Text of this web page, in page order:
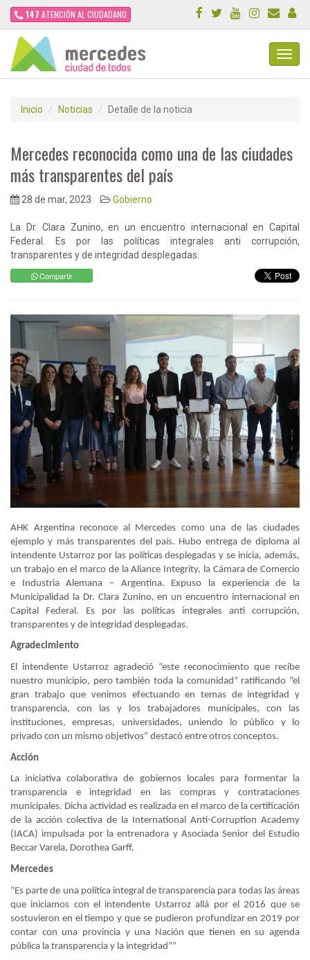
147 ATENCIÓN AL CIUDADANO
Inicio Noticias Detalle de la noticia
Mercedes reconocida como una de las ciudades
más transparentes del país
28 de mar, 2023 Gobierno
La Dr. Clara Zunino, en un encuentro internacional en Capital
Federal. Es por las políticas integrales anti corrupción,
transparentes y de integridad desplegadas.
Compartir
AHK Argentina reconoce al Mercedes como una de las ciudades
ejemplo y más transparentes del país. Hubo entrega de diploma al
intendente Ustarroz por las políticas desplegadas y se inicia, además,
un trabajo en el marco de la Aliance Integrity, la Cámara de Comercio
e Industria Alemana – Argentina. Expuso la experiencia de la
Municipalidad la Dr. Clara Zunino, en un encuentro internacional en
Capital Federal. Es por las políticas integrales anti corrupción,
transparentes y de integridad desplegadas.
Agradecimiento
El intendente Ustarroz agradeció “este reconocimiento que recibe
nuestro municipio, pero también toda la comunidad” ratificando “el
gran trabajo que venimos efectuando en temas de integridad y
transparencia, con las y los trabajadores municipales, con las
instituciones, empresas, universidades, uniendo lo público y lo
privado con un mismo objetivos” destacó entre otros conceptos.
Acción
La iniciativa colaborativa de gobiernos locales para formentar la
transparencia e integridad en las compras y contrataciones
municipales. Dicha actividad es realizada en el marco de la certificación
de la acción colectiva de la International Anti-Corruption Academy
(IACA) impulsada por la entrenadora y Asociada Senior del Estudio
Beccar Varela, Dorothea Garff.
Mercedes
“Es parte de una política integral de transparencia para todas las áreas
que iniciamos con el intendente Ustarroz allá por el 2016 que se
sostuvieron en el tiempo y que se pudieron profundizar en 2019 por
contar con una provincia y una Nación que tienen en su agenda
pública la transparencia y la integridad””